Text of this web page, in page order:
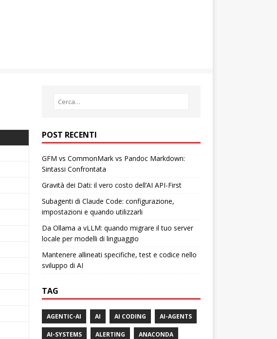
POST RECENTI
GFM vs CommonMark vs Pandoc Markdown:
Sintassi Confrontata
Gravità dei Dati: il vero costo dell’AI API-First
Subagenti di Claude Code: configurazione,
impostazioni e quando utilizzarli
Da Ollama a vLLM: quando migrare il tuo server
locale per modelli di linguaggio
Mantenere allineati specifiche, test e codice nello
sviluppo di AI
TAG
AGENTIC-AI AI AI CODING AI-AGENTS
AI-SYSTEMS ALERTING ANACONDA